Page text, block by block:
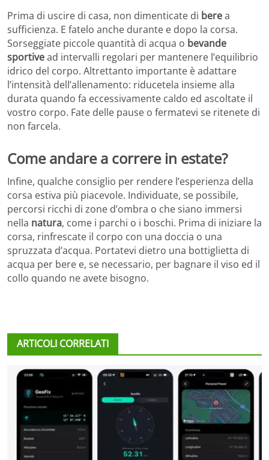
Prima di uscire di casa, non dimenticate di berea
sufficienza. E fatelo anche durante e dopo la corsa.
Sorseggiate piccole quantità di acqua o bevande
sportivead intervalli regolari per mantenere l’equilibrio
idrico del corpo. Altrettanto importante è adattare
l’intensità dell’allenamento: riducetela insieme alla
durata quando fa eccessivamente caldo ed ascoltate il
vostro corpo. Fate delle pause o fermatevi se ritenete di
non farcela.
Come andare a correre in estate?
Infine, qualche consiglio per rendere l’esperienza della
corsa estiva più piacevole. Individuate, se possibile,
percorsi ricchi di zone d’ombra o che siano immersi
nella natura, come i parchi o i boschi. Prima di iniziare la
corsa, rinfrescate il corpo con una doccia o una
spruzzata d’acqua. Portatevi dietro una bottiglietta di
acqua per bere e, se necessario, per bagnare il viso ed il
collo quando ne avete bisogno.
ARTICOLI CORRELATI